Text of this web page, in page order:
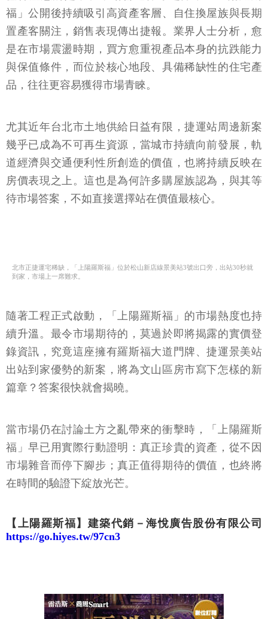
福」公開後持續吸引高資產客層、自住換屋族與長期
置產客關注，銷售表現傳出捷報。業界人士分析，愈
是在市場震盪時期，買方愈重視產品本身的抗跌能力
與保值條件，而位於核心地段、具備稀缺性的住宅產
品，往往更容易獲得市場青睞。
尤其近年台北市土地供給日益有限，捷運站周邊新案
幾乎已成為不可再生資源，當城市持續向前發展，軌
道經濟與交通便利性所創造的價值，也將持續反映在
房價表現之上。這也是為何許多購屋族認為，與其等
待市場答案，不如直接選擇站在價值最核心。
北市正捷運宅稀缺，「上陽羅斯福」位於松山新店線景美站3號出口旁，出站30秒就
到家，市場上一席難求。
隨著工程正式啟動，「上陽羅斯福」的市場熱度也持
續升溫。最令市場期待的，莫過於即將揭露的實價登
錄資訊，究竟這座擁有羅斯福大道門牌、捷運景美站
出站到家優勢的新案，將為文山區房市寫下怎樣的新
篇章？答案很快就會揭曉。
當市場仍在討論土方之亂帶來的衝擊時，「上陽羅斯
福」早已用實際行動證明：真正珍貴的資產，從不因
市場雜音而停下腳步；真正值得期待的價值，也終將
在時間的驗證下綻放光芒。
【上陽羅斯福】建築代銷－海悅廣告股份有限公司
https://go.hiyes.tw/97cn3